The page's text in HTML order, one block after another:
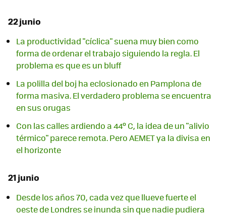
22 junio
La productividad "cíclica" suena muy bien como
forma de ordenar el trabajo siguiendo la regla. El
problema es que es un bluff
La polilla del boj ha eclosionado en Pamplona de
forma masiva. El verdadero problema se encuentra
en sus orugas
Con las calles ardiendo a 44º C, la idea de un "alivio
térmico" parece remota. Pero AEMET ya la divisa en
el horizonte
21 junio
Desde los años 70, cada vez que llueve fuerte el
oeste de Londres se inunda sin que nadie pudiera